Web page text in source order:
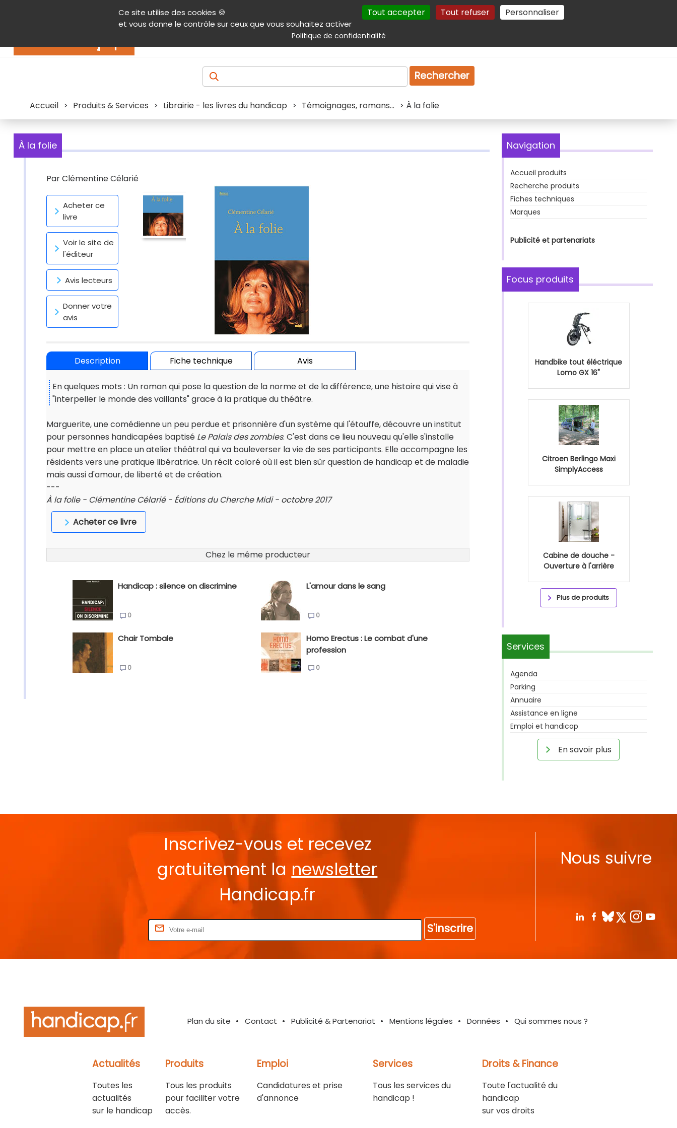
Ce site utilise des cookies 🍪
et vous donne le contrôle sur ceux que vous souhaitez activer
Tout accepter Tout refuser Personnaliser
Politique de confidentialité
Contenu Aide et accessibilité Menu principal Autres services Plan du site Gestion des cookies
Produits & services Emploi Droit
Rechercher
Accueil > Produits & Services > Librairie - les livres du handicap > Témoignages, romans... > À la folie
À la folie
ParClémentine Célarié
Acheter ce
livre
Voir le site de
l'éditeur
Avis lecteurs
Donner votre
avis
Description Fiche technique Avis
En quelques mots : Un roman qui pose la question de la norme et de la différence, une histoire qui vise à
"interpeller le monde des vaillants" grace à la pratique du théâtre.
Marguerite, une comédienne un peu perdue et prisonnière d'un système qui l'étouffe, découvre un institut
pour personnes handicapées baptisé Le Palais des zombies. C'est dans ce lieu nouveau qu'elle s'installe
pour mettre en place un atelier théâtral qui va bouleverser la vie de ses participants. Elle accompagne les
résidents vers une pratique libératrice. Un récit coloré où il est bien sûr question de handicap et de maladie
mais aussi d'amour, de liberté et de création.
---
À la folie - Clémentine Célarié - Éditions du Cherche Midi - octobre 2017
Acheter ce livre
Chez le même producteur
Handicap : silence on discrimine
0
L'amour dans le sang
0
Chair Tombale
0
Homo Erectus : Le combat d'une
profession
0
Navigation
Accueil produits
Recherche produits
Fiches techniques
Marques
Publicité et partenariats
Focus produits
Handbike tout éléctrique
Lomo GX 16"
Citroen Berlingo Maxi
SimplyAccess
Cabine de douche -
Ouverture à l'arrière
Plus de produits
Services
Agenda
Parking
Annuaire
Assistance en ligne
Emploi et handicap
En savoir plus
Inscrivez-vous et recevez
gratuitement la newsletter
Handicap.fr
S'inscrire
Nous suivre
Plan du site Contact Publicité & Partenariat Mentions légales Données Qui sommes nous ?
Actualités
Toutes les
actualités
sur le handicap
Produits
Tous les produits
pour faciliter votre
accès.
Emploi
Candidatures et prise
d'annonce
Services
Tous les services du
handicap !
Droits & Finance
Toute l'actualité du
handicap
sur vos droits